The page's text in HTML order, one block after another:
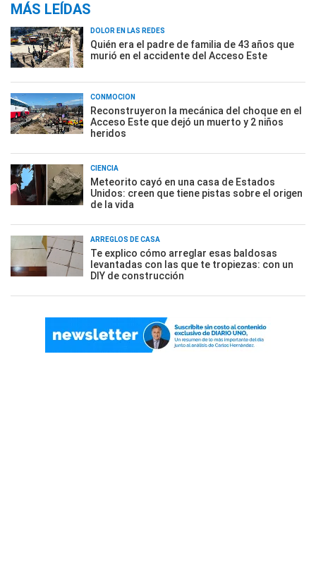
MÁS LEÍDAS
DOLOR EN LAS REDES
Quién era el padre de familia de 43 años que
murió en el accidente del Acceso Este
CONMOCIÓN
Reconstruyeron la mecánica del choque en el
Acceso Este que dejó un muerto y 2 niños
heridos
CIENCIA
Meteorito cayó en una casa de Estados
Unidos: creen que tiene pistas sobre el origen
de la vida
ARREGLOS DE CASA
Te explico cómo arreglar esas baldosas
levantadas con las que te tropiezas: con un
DIY de construcción